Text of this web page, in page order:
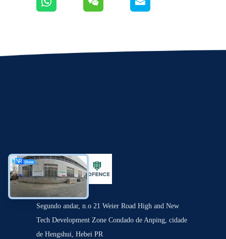
Segundo andar, n.o 21 Weier Road High and New
Tech Development Zone Condado de Anping, cidade
de Hengshui, Hebei PR